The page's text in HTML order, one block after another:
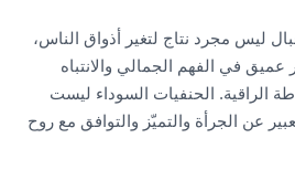
ليس مجرد نتاج لتغير أذواق الناس،
في الفهم الجمالي والانتباه
الراقية. الحنفيات السوداء ليست
عن الجرأة والتميّز والتوافق مع روح